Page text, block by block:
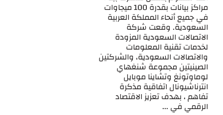
مراكز بيانات بقدرة 100 ميجاوات
في جميع أنحاء المملكة العربية
السعودية. وقعت شركة
الاتصالات السعودية المزودة
لخدمات تقنية المعلومات
والاتصالات السعودية، والشركتين
الصينيتين مجموعة شنغهاي
لوماوتونغ وتشاينا موبايل
انترناشيونال اتفاقية مذكرة
تفاهم ، بهدف تعزيز الاقتصاد
الرقمي في ...